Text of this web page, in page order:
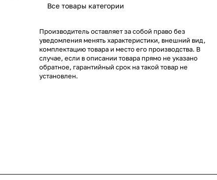
Все товары категории
Производитель оставляет за собой право без
уведомления менять характеристики, внешний вид,
комплектацию товара и место его производства. В
случае, если в описании товара прямо не указано
обратное, гарантийный срок на такой товар не
установлен.